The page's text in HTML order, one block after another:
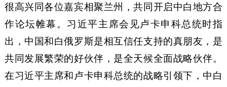
很高兴同各位嘉宾相聚兰州，共同开启中白地方合
作论坛帷幕。习近平主席会见卢卡申科总统时指
出，中国和白俄罗斯是相互信任支持的真朋友，是
共同发展繁荣的好伙伴，是全天候全面战略伙伴。
在习近平主席和卢卡申科总统的战略引领下，中白